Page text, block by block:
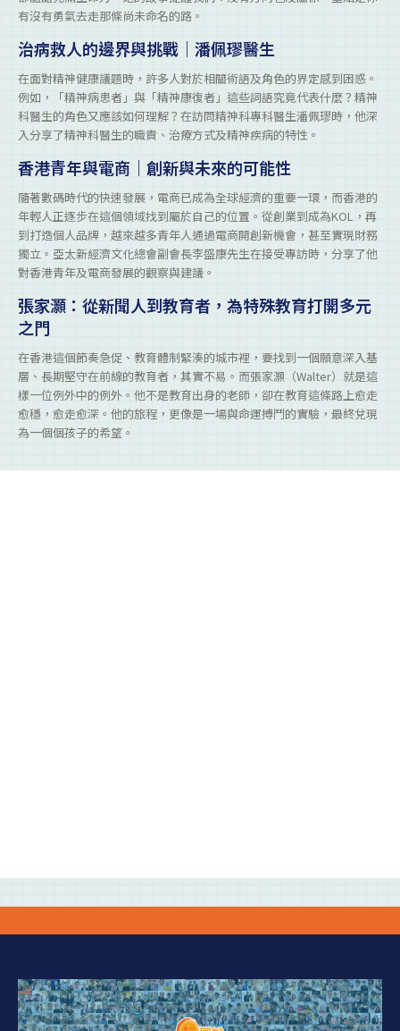
有沒有勇氣去走那條尚未命名的路。
治病救人的邊界與挑戰｜潘佩璆醫生
在面對精神健康議題時，許多人對於相關術語及角色的界定感到困惑。
例如，「精神病患者」與「精神康復者」這些詞語究竟代表什麼？精神
科醫生的角色又應該如何理解？在訪問精神科專科醫生潘佩璆時，他深
入分享了精神科醫生的職責、治療方式及精神疾病的特性。
香港青年與電商｜創新與未來的可能性
隨著數碼時代的快速發展，電商已成為全球經濟的重要一環，而香港的
年輕人正逐步在這個領域找到屬於自己的位置。從創業到成為KOL，再
到打造個人品牌，越來越多青年人通過電商開創新機會，甚至實現財務
獨立。亞太新經濟文化總會副會長李盛康先生在接受專訪時，分享了他
對香港青年及電商發展的觀察與建議。
張家灝：從新聞人到教育者，為特殊教育打開多元
之門
在香港這個節奏急促、教育體制緊湊的城市裡，要找到一個願意深入基
層、長期堅守在前線的教育者，其實不易。而張家灝（Walter）就是這
樣一位例外中的例外。他不是教育出身的老師，卻在教育這條路上愈走
愈穩，愈走愈深。他的旅程，更像是一場與命運搏鬥的實驗，最終兌現
為一個個孩子的希望。